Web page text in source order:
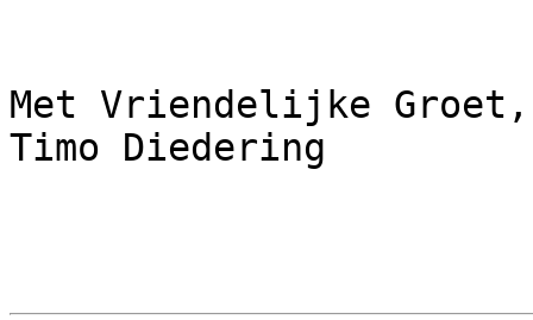
Met Vriendelijke Groet,
Timo Diedering